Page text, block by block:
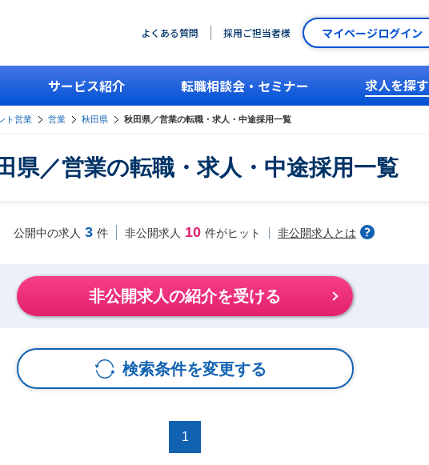
よくある質問 採用ご担当者様 マイページログイン
サービス紹介 転職相談会・セミナー 求人を探す
ト営業 営業 秋田県 秋田県／営業の転職・求人・中途採用一覧
県／営業の転職・求人・中途採用一覧
公開中の求人 3 件 非公開求人 10 件がヒット 非公開求人とは
非公開求人の紹介を受ける
検索条件を変更する
1